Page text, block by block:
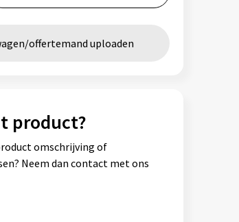
offertemand uploaden
product?
omschrijving of
Neem dan contact met ons